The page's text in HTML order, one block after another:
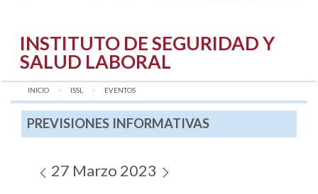
INSTITUTO DE SEGURIDAD Y
SALUD LABORAL
INICIO ISSL AQUÍ:
EVENTOS
PREVISIONES INFORMATIVAS
27 Marzo 2023